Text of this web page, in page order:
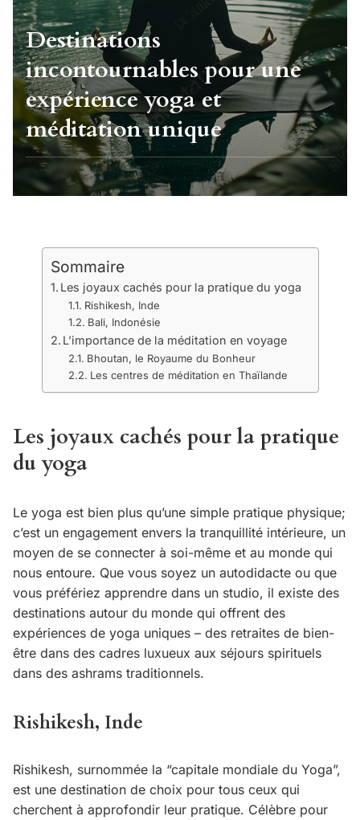
Destinations
incontournables pour une
expérience yoga et
méditation unique
Sommaire
Les joyaux cachés pour la pratique du yoga
Rishikesh, Inde
Bali, Indonésie
L’importance de la méditation en voyage
Bhoutan, le Royaume du Bonheur
Les centres de méditation en Thaïlande
Les joyaux cachés pour la pratique
du yoga
Le yoga est bien plus qu’une simple pratique physique;
c’est un engagement envers la tranquillité intérieure, un
moyen de se connecter à soi-même et au monde qui
nous entoure. Que vous soyez un autodidacte ou que
vous préfériez apprendre dans un studio, il existe des
destinations autour du monde qui offrent des
expériences de yoga uniques – des retraites de bien-
être dans des cadres luxueux aux séjours spirituels
dans des ashrams traditionnels.
Rishikesh, Inde
Rishikesh, surnommée la “capitale mondiale du Yoga”,
est une destination de choix pour tous ceux qui
cherchent à approfondir leur pratique. Célèbre pour